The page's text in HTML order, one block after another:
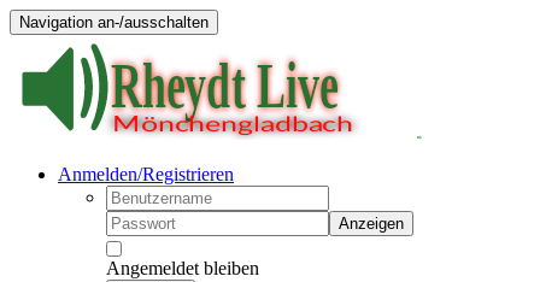
Navigation an-/ausschalten
Anmelden/Registrieren
Anzeigen
Angemeldet bleiben